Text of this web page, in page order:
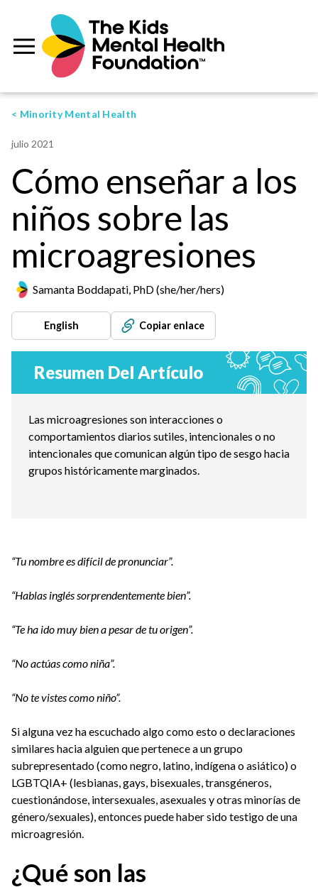
< Minority Mental Health
julio 2021
Cómo enseñar a los
niños sobre las
microagresiones
Samanta Boddapati, PhD (she/her/hers)
English Copiar enlace
Resumen Del Artículo
Las microagresiones son interacciones o
comportamientos diarios sutiles, intencionales o no
intencionales que comunican algún tipo de sesgo hacia
grupos históricamente marginados.
“Tu nombre es difícil de pronunciar”.
“Hablas inglés sorprendentemente bien”.
“Te ha ido muy bien a pesar de tu origen”.
“No actúas como niña”.
“No te vistes como niño”.
Si alguna vez ha escuchado algo como esto o declaraciones
similares hacia alguien que pertenece a un grupo
subrepresentado (como negro, latino, indígena o asiático) o
LGBTQIA+ (lesbianas, gays, bisexuales, transgéneros,
cuestionándose, intersexuales, asexuales y otras minorías de
género/sexuales), entonces puede haber sido testigo de una
microagresión.
¿Qué son las